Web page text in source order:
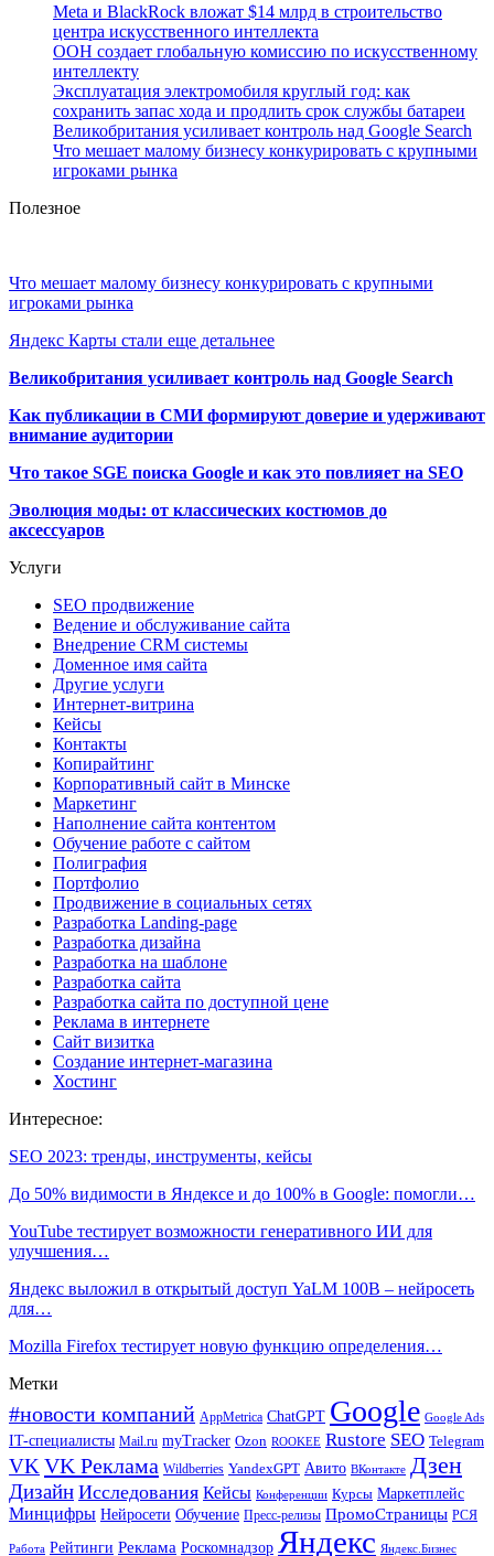
Meta и BlackRock вложат $14 млрд в строительство
центра искусственного интеллекта
ООН создает глобальную комиссию по искусственному
интеллекту
Эксплуатация электромобиля круглый год: как
сохранить запас хода и продлить срок службы батареи
Великобритания усиливает контроль над Google Search
Что мешает малому бизнесу конкурировать с крупными
игроками рынка
Полезное
Что мешает малому бизнесу конкурировать с крупными
игроками рынка
Яндекс Карты стали еще детальнее
Великобритания усиливает контроль над Google Search
Как публикации в СМИ формируют доверие и удерживают
внимание аудитории
Что такое SGE поиска Google и как это повлияет на SEO
Эволюция моды: от классических костюмов до
аксессуаров
Услуги
SEO продвижение
Ведение и обслуживание сайта
Внедрение CRM системы
Доменное имя сайта
Другие услуги
Интернет-витрина
Кейсы
Контакты
Копирайтинг
Корпоративный сайт в Минске
Маркетинг
Наполнение сайта контентом
Обучение работе с сайтом
Полиграфия
Портфолио
Продвижение в социальных сетях
Разработка Landing-page
Разработка дизайна
Разработка на шаблоне
Разработка сайта
Разработка сайта по доступной цене
Реклама в интернете
Сайт визитка
Создание интернет-магазина
Хостинг
Интересное:
SEO 2023: тренды, инструменты, кейсы
До 50% видимости в Яндексе и до 100% в Google: помогли…
YouTube тестирует возможности генеративного ИИ для
улучшения…
Яндекс выложил в открытый доступ YaLM 100B – нейросеть
для…
Mozilla Firefox тестирует новую функцию определения…
Метки
#новости компаний AppMetrica ChatGPT Google Google Ads
IT-специалисты Mail.ru myTracker Ozon ROOKEE Rustore SEO Telegram
VK VK Реклама Wildberries YandexGPT Авито ВКонтакте Дзен
Дизайн Исследования Кейсы Конференции Курсы Маркетплейс
Минцифры Нейросети Обучение Пресс-релизы ПромоСтраницы РСЯ
Работа Рейтинги Реклама Роскомнадзор Яндекс Яндекс.Бизнес